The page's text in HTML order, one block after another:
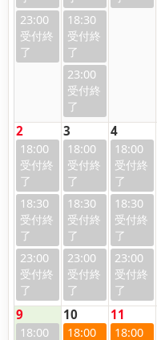
23:00 18:30
23:00
2
18:00
18:30
23:00
3
18:00
18:30
23:00
4
18:00
18:30
23:00
9
18:00
10
18:00
11
18:00